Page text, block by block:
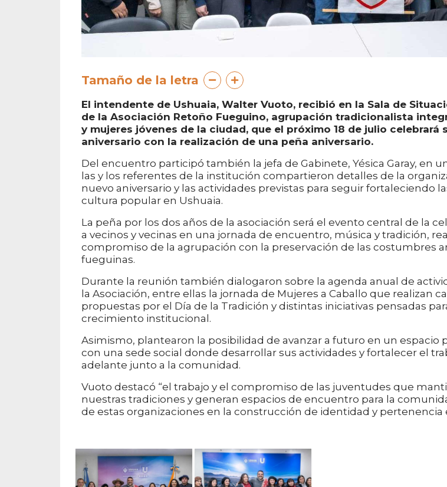
Tamaño de la letra
El intendente de Ushuaia, Walter Vuoto, recibió en la Sala de
de la Asociación Retoño Fueguino, agrupación tradicionalista
y mujeres jóvenes de la ciudad, que el próximo 18 de julio celebrará
aniversario con la realización de una peña aniversario.
Del encuentro participó también la jefa de Gabinete, Yésica Garay, en
las y los referentes de la institución compartieron detalles de la
nuevo aniversario y las actividades previstas para seguir fortaleciendo
cultura popular en Ushuaia.
La peña por los dos años de la asociación será el evento central de la
a vecinos y vecinas en una jornada de encuentro, música y tradición,
compromiso de la agrupación con la preservación de las costumbres
fueguinas.
Durante la reunión también dialogaron sobre la agenda anual de
la Asociación, entre ellas la jornada de Mujeres a Caballo que realizan
propuestas por el Día de la Tradición y distintas iniciativas pensadas
crecimiento institucional.
Asimismo, plantearon la posibilidad de avanzar a futuro en un espacio
con una sede social donde desarrollar sus actividades y fortalecer el
adelante junto a la comunidad.
Vuoto destacó “el trabajo y el compromiso de las juventudes que
nuestras tradiciones y generan espacios de encuentro para la
de estas organizaciones en la construcción de identidad y pertenencia